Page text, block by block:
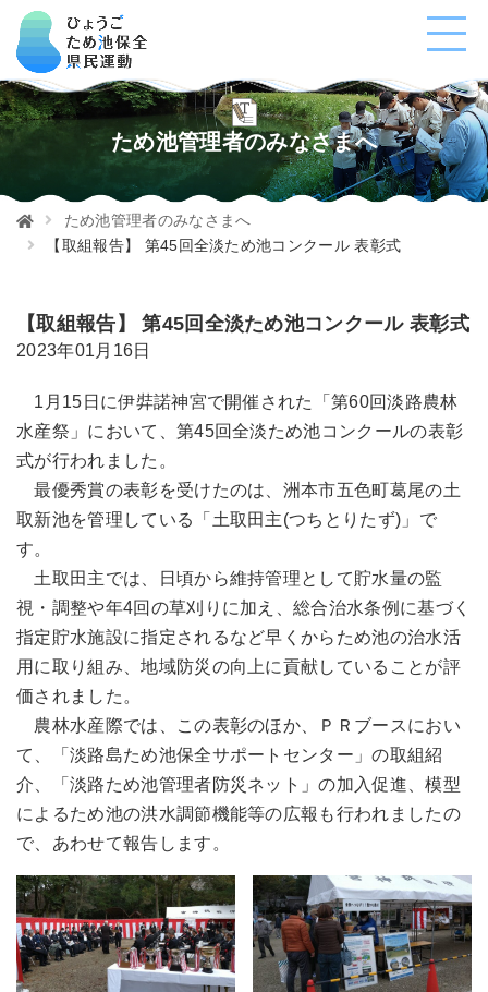
ため池管理者のみなさまへ
ため池管理者のみなさまへ
【取組報告】 第45回全淡ため池コンクール 表彰式
【取組報告】 第45回全淡ため池コンクール 表彰式
2023年01月16日
1月15日に伊弉諾神宮で開催された「第60回淡路農林
水産祭」において、第45回全淡ため池コンクールの表彰
式が行われました。
最優秀賞の表彰を受けたのは、洲本市五色町葛尾の土
取新池を管理している「土取田主(つちとりたず)」で
す。
土取田主では、日頃から維持管理として貯水量の監
視・調整や年4回の草刈りに加え、総合治水条例に基づく
指定貯水施設に指定されるなど早くからため池の治水活
用に取り組み、地域防災の向上に貢献していることが評
価されました。
農林水産際では、この表彰のほか、ＰＲブースにおい
て、「淡路島ため池保全サポートセンター」の取組紹
介、「淡路ため池管理者防災ネット」の加入促進、模型
によるため池の洪水調節機能等の広報も行われましたの
で、あわせて報告します。